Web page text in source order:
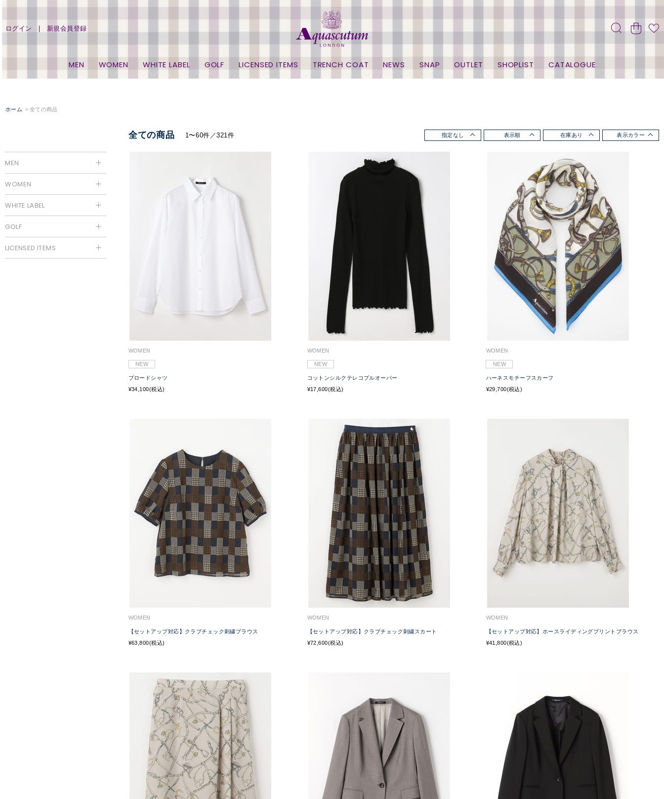
ログイン 新規会員登録
MEN WOMEN WHITE LABEL GOLF LICENSED ITEMS TRENCH COAT NEWS SNAP OUTLET SHOPLIST CATALOGUE
ホーム 全ての商品
全ての商品 1〜60件／321件 指定なし 表示順 在庫あり 表示カラー
MEN
WOMEN
WHITE LABEL
GOLF
LICENSED ITEMS
WOMEN
NEW
ブロードシャツ
¥34,100(税込)
WOMEN
NEW
コットンシルクテレコプルオーバー
¥17,600(税込)
WOMEN
NEW
ハーネスモチーフスカーフ
¥29,700(税込)
WOMEN
【セットアップ対応】クラブチェック刺繍ブラウス
¥63,800(税込)
WOMEN
【セットアップ対応】クラブチェック刺繍スカート
¥72,600(税込)
WOMEN
【セットアップ対応】ホースライディングプリントブラウス
¥41,800(税込)